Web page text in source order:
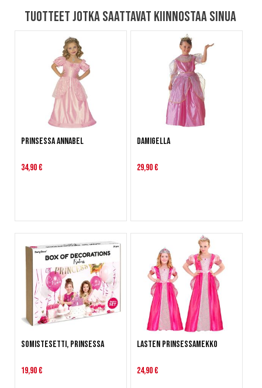
Tuotteet jotka saattavat kiinnostaa sinua
Prinsessa Annabel
34,90 €
Damigella
29,90 €
Somistesetti, prinsessa
19,90 €
Lasten prinsessamekko
24,90 €